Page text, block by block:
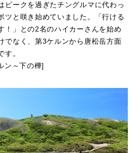
ピークを過ぎたチングルマに代わっ
ツと咲き始めていました。「行ける
！」との2名のハイカーさんを始め
でなく、第3ケルンから唐松岳方面
す。
ン～下の樺]